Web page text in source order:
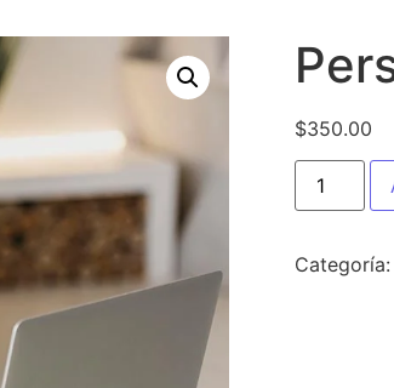
$350.00
Categoría: